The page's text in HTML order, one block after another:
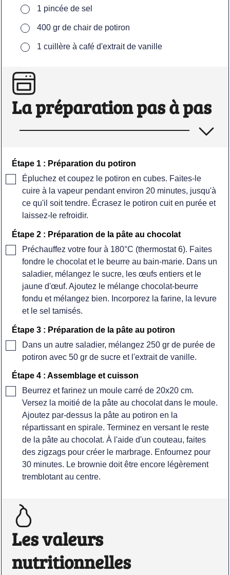
▢
1 pincée de sel
▢
400 gr de chair de potiron
▢
1 cuillère à café d'extrait de vanille
La préparation pas à pas
Étape 1 : Préparation du potiron
▢
Épluchez et coupez le potiron en cubes. Faites-le
cuire à la vapeur pendant environ 20 minutes, jusqu'à
ce qu'il soit tendre. Écrasez le potiron cuit en purée et
laissez-le refroidir.
Étape 2 : Préparation de la pâte au chocolat
▢
Préchauffez votre four à 180°C (thermostat 6). Faites
fondre le chocolat et le beurre au bain-marie. Dans un
saladier, mélangez le sucre, les œufs entiers et le
jaune d'œuf. Ajoutez le mélange chocolat-beurre
fondu et mélangez bien. Incorporez la farine, la levure
et le sel tamisés.
Étape 3 : Préparation de la pâte au potiron
▢
Dans un autre saladier, mélangez 250 gr de purée de
potiron avec 50 gr de sucre et l'extrait de vanille.
Étape 4 : Assemblage et cuisson
▢
Beurrez et farinez un moule carré de 20x20 cm.
Versez la moitié de la pâte au chocolat dans le moule.
Ajoutez par-dessus la pâte au potiron en la
répartissant en spirale. Terminez en versant le reste
de la pâte au chocolat. À l'aide d'un couteau, faites
des zigzags pour créer le marbrage. Enfournez pour
30 minutes. Le brownie doit être encore légèrement
tremblotant au centre.
Les valeurs
nutritionnelles